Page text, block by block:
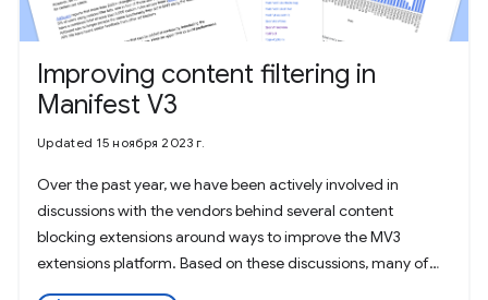
Improving content filtering in
Manifest V3
Updated 15 ноября 2023 г.
Over the past year, we have been actively involved in
discussions with the vendors behind several content
blocking extensions around ways to improve the MV3
extensions platform. Based on these discussions, many of